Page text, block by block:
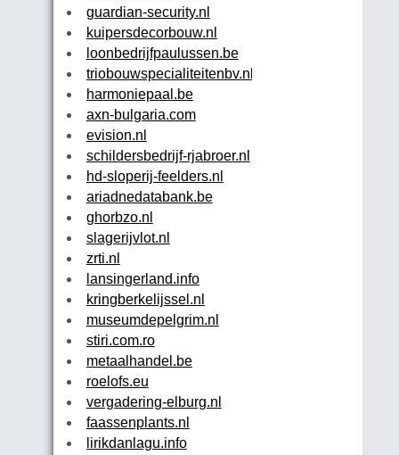
guardian-security.nl
kuipersdecorbouw.nl
loonbedrijfpaulussen.be
triobouwspecialiteitenbv.nl
harmoniepaal.be
axn-bulgaria.com
evision.nl
schildersbedrijf-rjabroer.nl
hd-sloperij-feelders.nl
ariadnedatabank.be
ghorbzo.nl
slagerijvlot.nl
zrti.nl
lansingerland.info
kringberkelijssel.nl
museumdepelgrim.nl
stiri.com.ro
metaalhandel.be
roelofs.eu
vergadering-elburg.nl
faassenplants.nl
lirikdanlagu.info